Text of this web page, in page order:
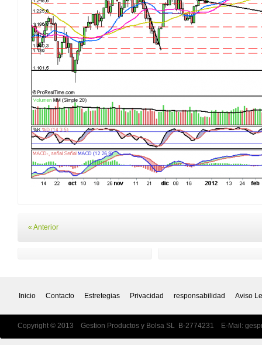
« Anterior
Inicio Contacto Estretegias Privacidad responsabilidad Aviso
Copyright © 2013 Gestion Productos y Bolsa SL B-2774231 E-Mail: